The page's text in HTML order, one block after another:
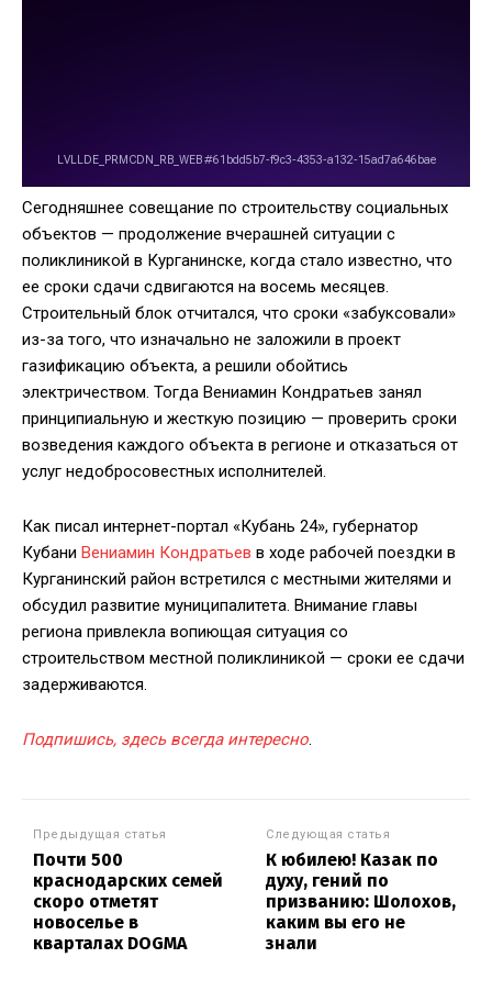
Сегодняшнее совещание по строительству социальных
объектов — продолжение вчерашней ситуации с
поликлиникой в Курганинске, когда стало известно, что
ее сроки сдачи сдвигаются на восемь месяцев.
Строительный блок отчитался, что сроки «забуксовали»
из-за того, что изначально не заложили в проект
газификацию объекта, а решили обойтись
электричеством. Тогда Вениамин Кондратьев занял
принципиальную и жесткую позицию — проверить сроки
возведения каждого объекта в регионе и отказаться от
услуг недобросовестных исполнителей.
Как писал интернет-портал «Кубань 24», губернатор
Кубани Вениамин Кондратьев в ходе рабочей поездки в
Курганинский район встретился с местными жителями и
обсудил развитие муниципалитета. Внимание главы
региона привлекла вопиющая ситуация со
строительством местной поликлиникой — сроки ее сдачи
задерживаются.
Подпишись, здесь всегда интересно.
Предыдущая статья
Почти 500
краснодарских семей
скоро отметят
новоселье в
кварталах DOGMA
Следующая статья
К юбилею! Казак по
духу, гений по
призванию: Шолохов,
каким вы его не
знали